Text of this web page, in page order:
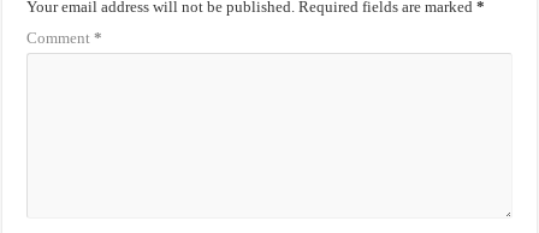
Your email address will not be published. Required fields are marked*
Comment*